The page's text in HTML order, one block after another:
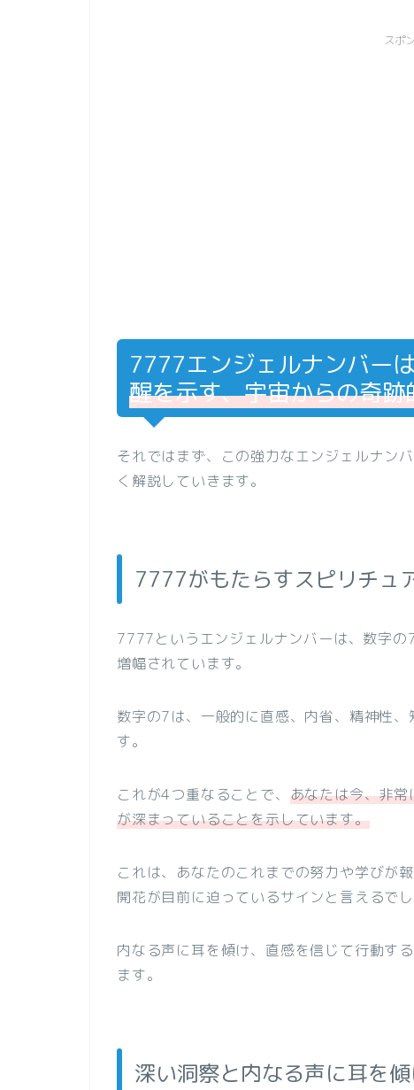
スポ
7777エンジェルナンバーは
醒を示す、宇宙からの奇
それではまず、この強力なエンジェルナン
く解説していきます。
7777がもたらすスピリチュ
7777というエンジェルナンバーは、数字
増幅されています。
数字の7は、一般的に直感、内省、精神性
す。
これが4つ重なることで、 あなたは今、非
が深まっていることを示しています。
これは、あなたのこれまでの努力や学びが
開花が目前に迫っているサインと言えるでし
内なる声に耳を傾け、直感を信じて行動す
ます。
深い洞察と内なる声に耳を